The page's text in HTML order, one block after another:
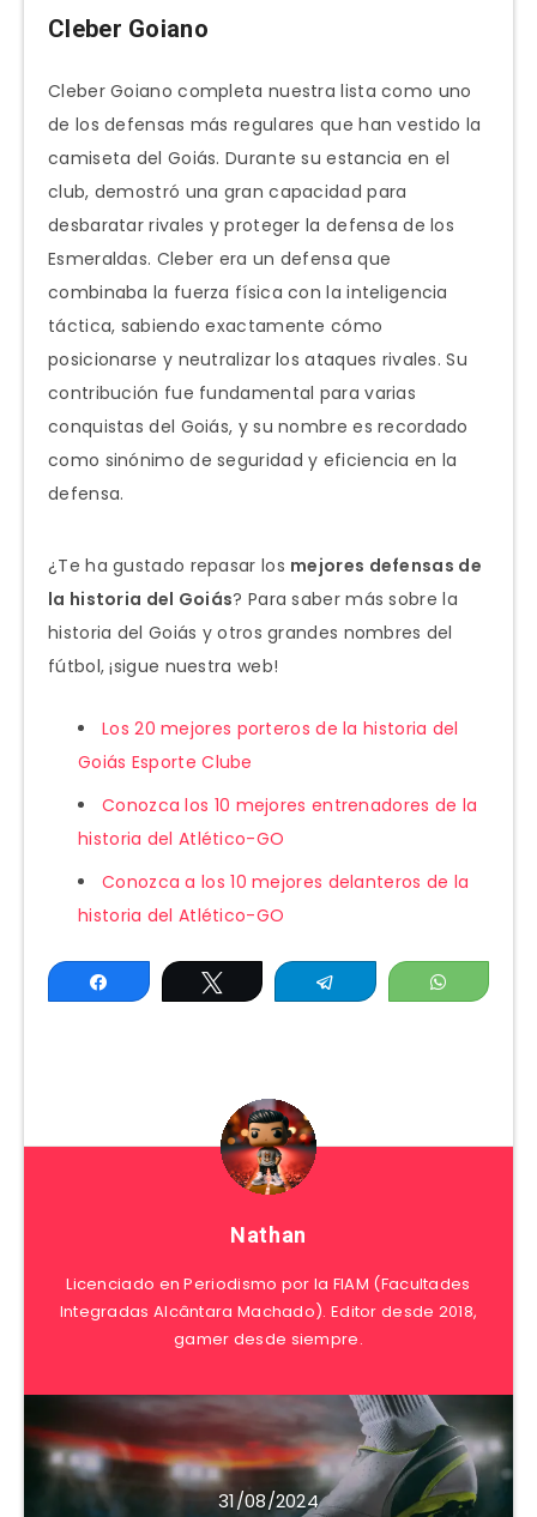
Cleber Goiano
Cleber Goiano completa nuestra lista como uno
de los defensas más regulares que han vestido la
camiseta del Goiás. Durante su estancia en el
club, demostró una gran capacidad para
desbaratar rivales y proteger la defensa de los
Esmeraldas. Cleber era un defensa que
combinaba la fuerza física con la inteligencia
táctica, sabiendo exactamente cómo
posicionarse y neutralizar los ataques rivales. Su
contribución fue fundamental para varias
conquistas del Goiás, y su nombre es recordado
como sinónimo de seguridad y eficiencia en la
defensa.
¿Te ha gustado repasar los mejores defensas de
la historia del Goiás? Para saber más sobre la
historia del Goiás y otros grandes nombres del
fútbol, ¡sigue nuestra web!
Los 20 mejores porteros de la historia del
Goiás Esporte Clube
Conozca los 10 mejores entrenadores de la
historia del Atlético-GO
Conozca a los 10 mejores delanteros de la
historia del Atlético-GO
Compartir Twittear Telegram
Nathan
Licenciado en Periodismo por la FIAM (Facultades
Integradas Alcântara Machado). Editor desde 2018,
gamer desde siempre.
31/08/2024